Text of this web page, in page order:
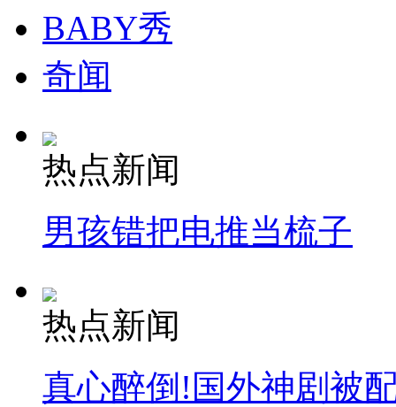
BABY秀
奇闻
热点新闻
男孩错把电推当梳子
热点新闻
真心醉倒!国外神剧被